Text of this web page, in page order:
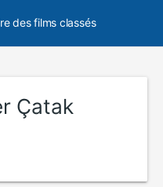
des films classés
Çatak